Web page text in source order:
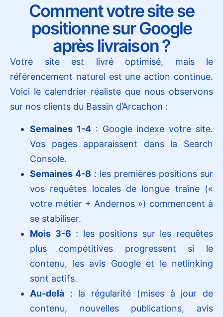
Comment votre site se
positionne sur Google
après livraison ?
Votre site est livré optimisé, mais le
référencement naturel est une action continue.
Voici le calendrier réaliste que nous observons
sur nos clients du Bassin d’Arcachon :
Semaines 1-4: Google indexe votre site.
Vos pages apparaissent dans la Search
Console.
Semaines 4-8 : les premières positions sur
vos requêtes locales de longue traîne («
votre métier + Andernos ») commencent à
se stabiliser.
Mois 3-6 : les positions sur les requêtes
plus compétitives progressent si le
contenu, les avis Google et le netlinking
sont actifs.
Au-delà : la régularité (mises à jour de
contenu, nouvelles publications, avis